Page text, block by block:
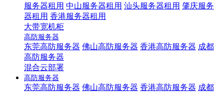
服务器租用 中山服务器租用 汕头服务器租用 肇庆服务
器租用 香港服务器租用
大带宽机柜
高防服务器
东莞高防服务器 佛山高防服务器 香港高防服务器 成都
高防服务器
混合云部署
高防服务器
东莞高防服务器 佛山高防服务器 香港高防服务器 成都